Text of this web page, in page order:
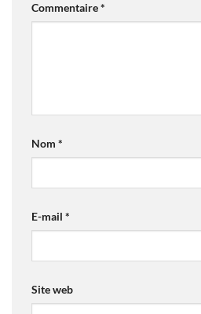
Commentaire*
Nom *
E-mail *
Site web